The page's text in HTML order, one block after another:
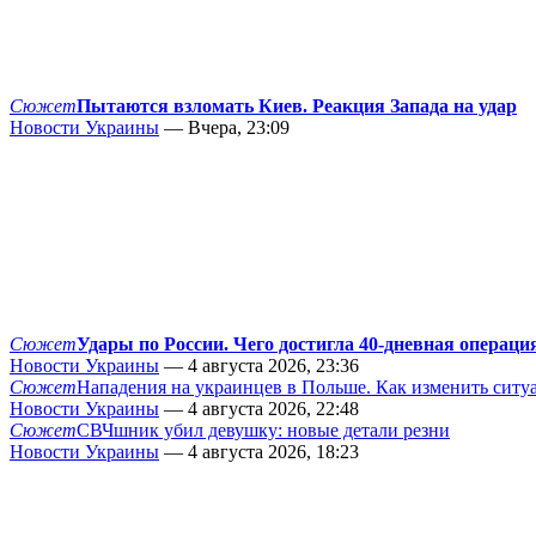
СюжетПытаются взломать Киев. Реакция Запада на удар
Новости Украины — Вчера, 23:09
СюжетУдары по России. Чего достигла 40-дневная
Новости Украины — 4 августа 2026, 23:36
СюжетНападения на украинцев в Польше. Как изменить
Новости Украины — 4 августа 2026, 22:48
СюжетСВЧшник убил девушку: новые детали резни
Новости Украины — 4 августа 2026, 18:23